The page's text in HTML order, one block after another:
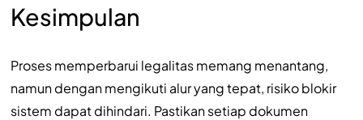
Kesimpulan
Proses memperbarui legalitas memang menantang,
namun dengan mengikuti alur yang tepat, risiko blokir
sistem dapat dihindari. Pastikan setiap dokumen